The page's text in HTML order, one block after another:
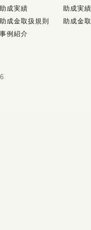
助成実績
助成金取扱規則
事例紹介
助成実
助成金
5876